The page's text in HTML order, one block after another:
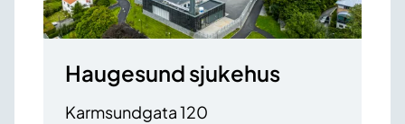
Haugesund sjukehus
Karmsundgata 120